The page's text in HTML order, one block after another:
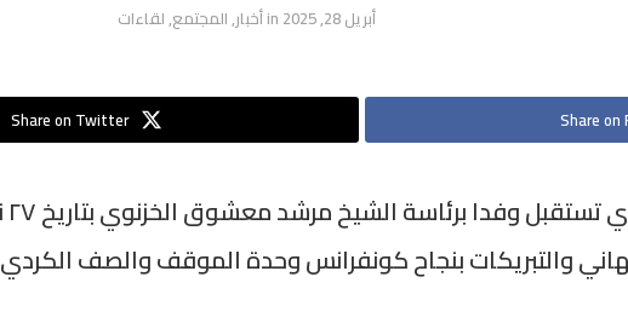
أبريل 28, 2025 inأخبار,المجتمع,لقاءات
Share on
Share on Twitter
والتبريكات بنجاح كونفرانس وحدة الموقف والصف الكردي